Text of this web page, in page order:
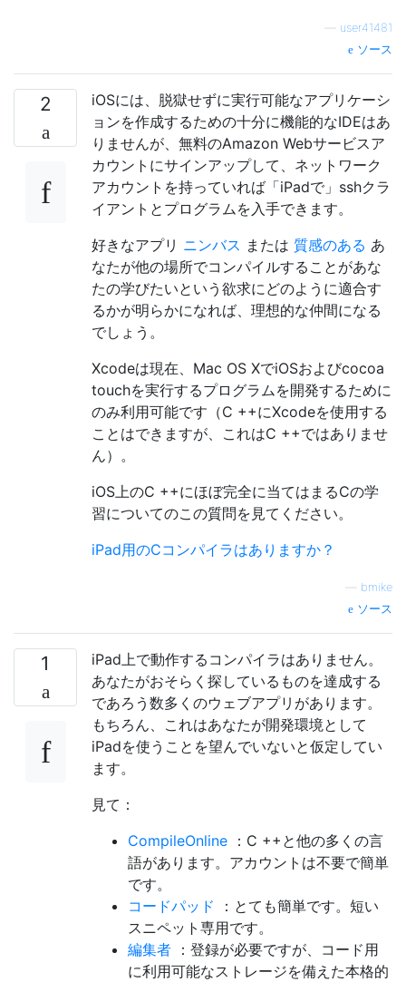
user41481
ソース
2
iOSには、脱獄せずに実行可能なアプリケーシ
ョンを作成するための十分に機能的なIDEはあ
りませんが、無料のAmazon Webサービスア
カウントにサインアップして、ネットワーク
アカウントを持っていれば「iPadで」sshクラ
イアントとプログラムを入手できます。
好きなアプリ ニンバス または 質感のある あ
なたが他の場所でコンパイルすることがあな
たの学びたいという欲求にどのように適合す
るかが明らかになれば、理想的な仲間になる
でしょう。
Xcodeは現在、Mac OS XでiOSおよびcocoa
touchを実行するプログラムを開発するために
のみ利用可能です（C ++にXcodeを使用する
ことはできますが、これはC ++ではありませ
ん）。
iOS上のC ++にほぼ完全に当てはまるCの学
習についてのこの質問を見てください。
iPad用のCコンパイラはありますか？
bmike
ソース
1
iPad上で動作するコンパイラはありません。
あなたがおそらく探しているものを達成する
であろう数多くのウェブアプリがあります。
もちろん、これはあなたが開発環境として
iPadを使うことを望んでいないと仮定してい
ます。
見て：
CompileOnline ：C ++と他の多くの言
語があります。アカウントは不要で簡単
です。
コードパッド
：とても簡単です。短い
スニペット専用です。
編集者 ：登録が必要ですが、コード用
に利用可能なストレージを備えた本格的